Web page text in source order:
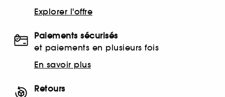
Explorer l'offre
Paiements sécurisés
et paiements en plusieurs fois
En savoir plus
Retours